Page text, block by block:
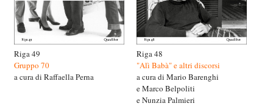
Riga 49
Gruppo 70
a cura di Raffaella Perna
Riga 48
"Alì Babà" e altri discorsi
a cura di Mario Barenghi
e Marco Belpoliti
e Nunzia Palmieri